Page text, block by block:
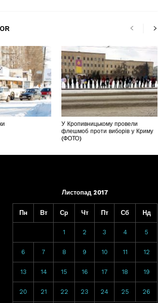
У Кропивницькому провели
флешмоб проти виборів у Криму
(ФОТО)
Листопад 2017
Пн Вт Ср Чт Пт Сб Нд
1 2 3 4 5
6 7 8 9 10 11 12
13 14 15 16 17 18 19
20 21 22 23 24 25 26